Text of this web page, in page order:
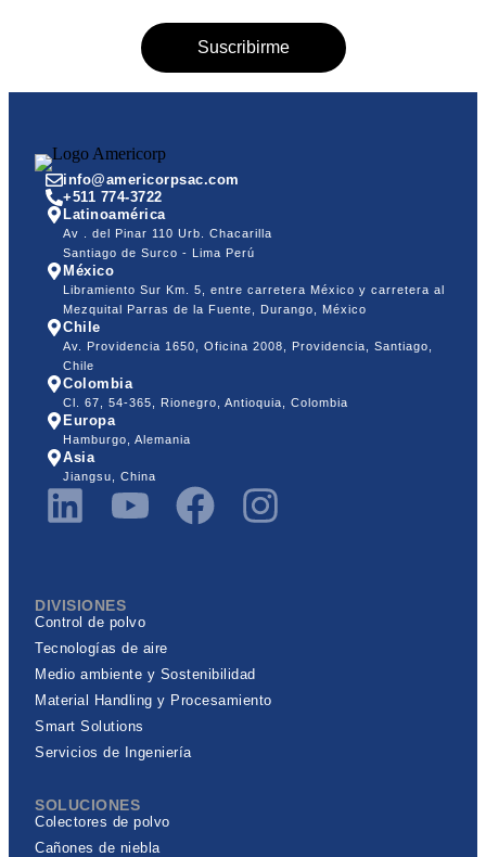
info@americorpsac.com
+511 774-3722
Latinoamérica
Av . del Pinar 110 Urb. Chacarilla
Santiago de Surco - Lima Perú
México
Libramiento Sur Km. 5, entre carretera México y carretera al
Mezquital Parras de la Fuente, Durango, México
Chile
Av. Providencia 1650, Oficina 2008, Providencia, Santiago,
Chile
Colombia
Cl. 67, 54-365, Rionegro, Antioquia, Colombia
Europa
Hamburgo, Alemania
Asia
Jiangsu, China
DIVISIONES
Control de polvo
Tecnologías de aire
Medio ambiente y Sostenibilidad
Material Handling y Procesamiento
Smart Solutions
Servicios de Ingeniería
SOLUCIONES
Colectores de polvo
Cañones de niebla